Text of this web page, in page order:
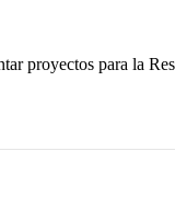
proyectos para la